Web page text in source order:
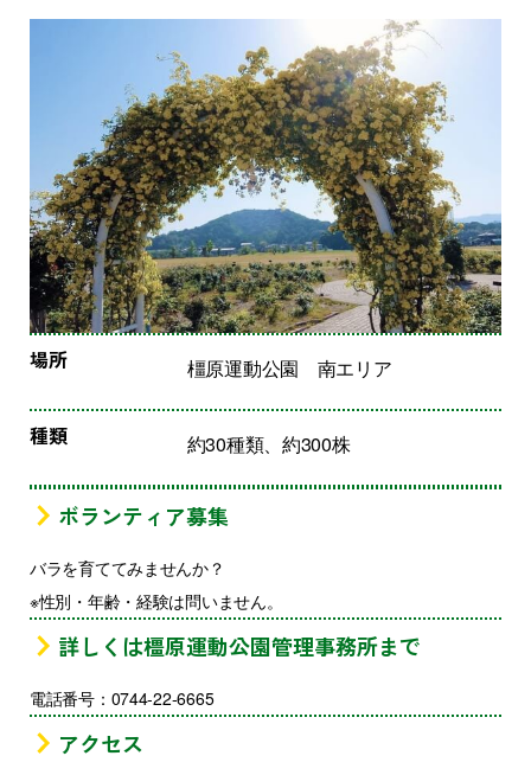
場所 橿原運動公園 南エリア
種類 約30種類、約300株
ボランティア募集
バラを育ててみませんか？
※性別・年齢・経験は問いません。
詳しくは橿原運動公園管理事務所まで
電話番号：0744-22-6665
アクセス